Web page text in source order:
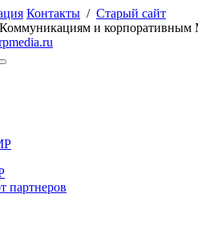
Контакты / Старый сайт
Коммуникациям и корпоративным
партнеров